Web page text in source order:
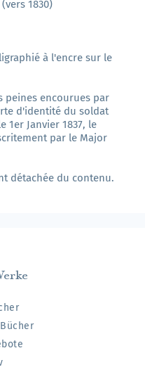
1830)
à l'encre sur le
peines encourues par
d'identité du soldat
1er Janvier 1837, le
par le Major
détachée du contenu.